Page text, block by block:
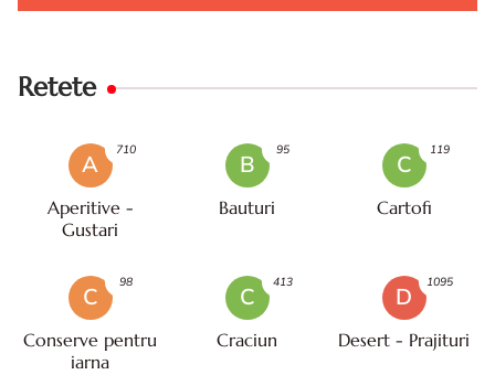
Retete
A
Aperitive -
Gustari
710
B
Bauturi
95
C
Cartofi
119
C
Conserve pentru
iarna
98
C
Craciun
413
D
Desert - Prajituri
1095